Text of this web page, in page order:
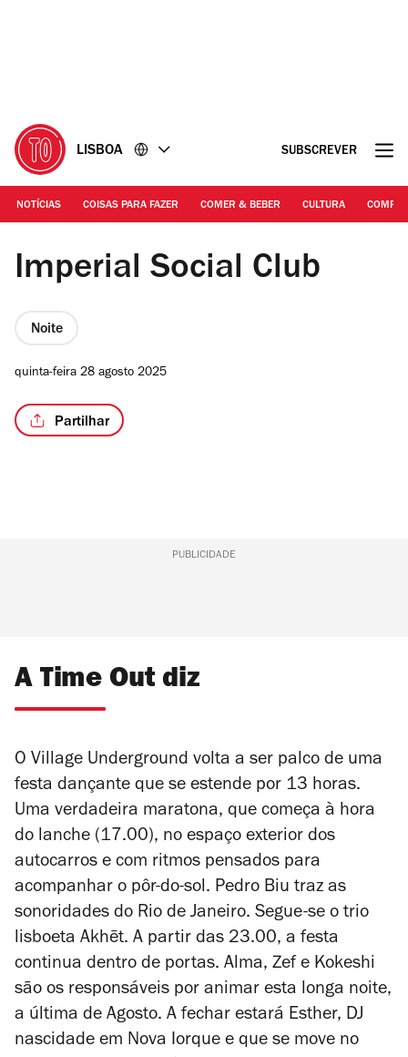
LISBOA SUBSCREVER
NOTÍCIAS COISAS PARA FAZER COMER & BEBER CULTURA
©DR | Festa no Village Underground
Imperial Social Club
Noite
quinta-feira 28 agosto 2025
Partilhar
PUBLICIDADE
A Time Out diz
O Village Underground volta a ser palco de uma
festa dançante que se estende por 13 horas.
Uma verdadeira maratona, que começa à hora
do lanche (17.00), no espaço exterior dos
autocarros e com ritmos pensados para
acompanhar o pôr-do-sol. Pedro Biu traz as
sonoridades do Rio de Janeiro. Segue-se o trio
lisboeta Akhēt. A partir das 23.00, a festa
continua dentro de portas. Alma, Zef e Kokeshi
são os responsáveis por animar esta longa noite,
a última de Agosto. A fechar estará Esther, DJ
nascidade em Nova Iorque e que se move no